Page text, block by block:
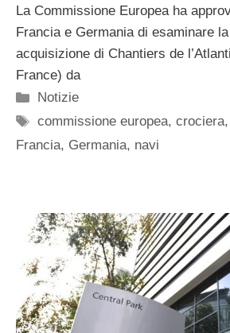
La Commissione Europea ha
Francia e Germania di esaminare
acquisizione di Chantiers de
France) da
Categorie
Notizie
Tag
commissione europea,crociera,
Francia, Germania, navi